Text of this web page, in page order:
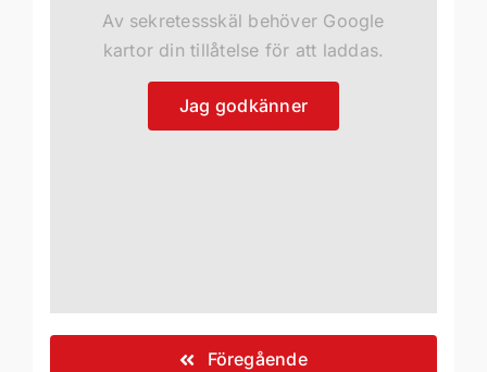
Av sekretessskäl behöver Google
kartor din tillåtelse för att laddas.
Jag godkänner
Föregående